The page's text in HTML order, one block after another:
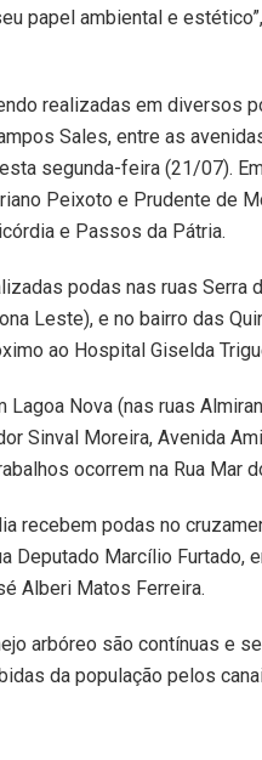
papel ambiental e
realizadas em diversos
Sales, entre as
segunda-feira (21/07).
Peixoto e Prudente de
e Passos da Pátria.
podas nas ruas Serra
Leste), e no bairro das
ao Hospital Giselda
Nova (nas ruas
Sinval Moreira, Avenida
ocorrem na Rua Mar
recebem podas no
Deputado Marcílio Furtado,
Alberi Matos Ferreira.
arbóreo são contínuas e
da população pelos